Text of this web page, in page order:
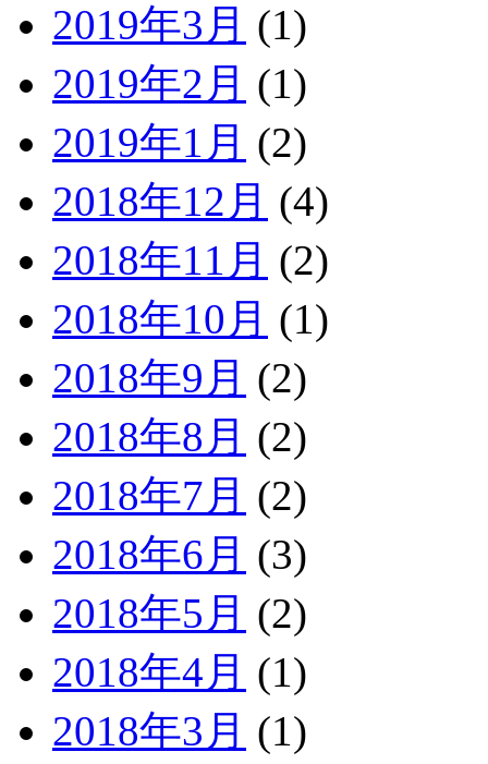
2019年3月 (1)
2019年2月 (1)
2019年1月 (2)
2018年12月 (4)
2018年11月 (2)
2018年10月 (1)
2018年9月 (2)
2018年8月 (2)
2018年7月 (2)
2018年6月 (3)
2018年5月 (2)
2018年4月 (1)
2018年3月 (1)